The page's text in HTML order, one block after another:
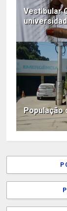
Vestibular
População